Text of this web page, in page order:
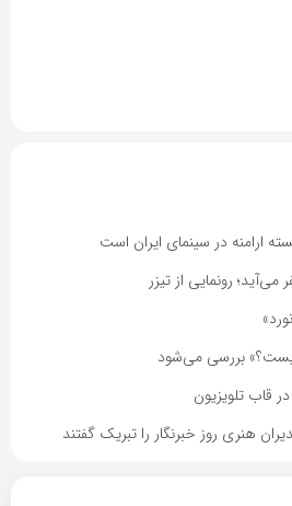
ارامنه در سینمای ایران است
رونمایی از تیزر
بررسی می‌شود
قاب تلویزیون
هنری روز خبرنگار را تبریک گفتند